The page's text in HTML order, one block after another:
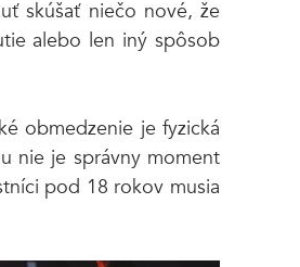
skúšať niečo nové, že
alebo len iný spôsob
obmedzenie je fyzická
nie je správny moment
pod 18 rokov musia